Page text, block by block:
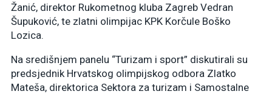
Žanić, direktor Rukometnog kluba Zagreb Vedran
Šupuković, te zlatni olimpijac KPK Korčule Boško
Lozica.
Na središnjem panelu “Turizam i sport” diskutirali su
predsjednik Hrvatskog olimpijskog odbora Zlatko
Mateša, direktorica Sektora za turizam i Samostalne